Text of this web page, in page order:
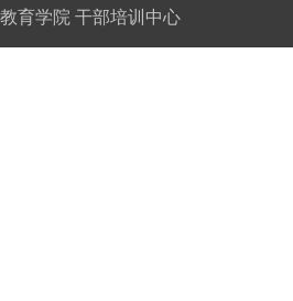
育学院 干部培训中心